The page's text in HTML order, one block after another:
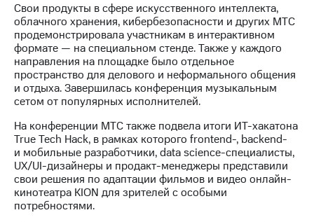
облигаций
Другое
Регистратор
Реквизиты
Контакты
развитие
деловая этика
На главную
Свои продукты в сфере искусственного интеллекта,
облачного хранения, кибербезопасности и других МТС
продемонстрировала участникам в интерактивном
формате — на специальном стенде. Также у каждого
направления на площадке было отдельное
пространство для делового и неформального общения
и отдыха. Завершилась конференция музыкальным
сетом от популярных исполнителей.
На конференции МТС также подвела итоги ИТ-хакатона
True Tech Hack, в рамках которого frontend-, backend-
и мобильные разработчики, data science-специалисты,
UX/UI-дизайнеры и продакт-менеджеры представили
свои решения по адаптации фильмов и видео онлайн-
кинотеатра KION для зрителей с особыми
потребностями.